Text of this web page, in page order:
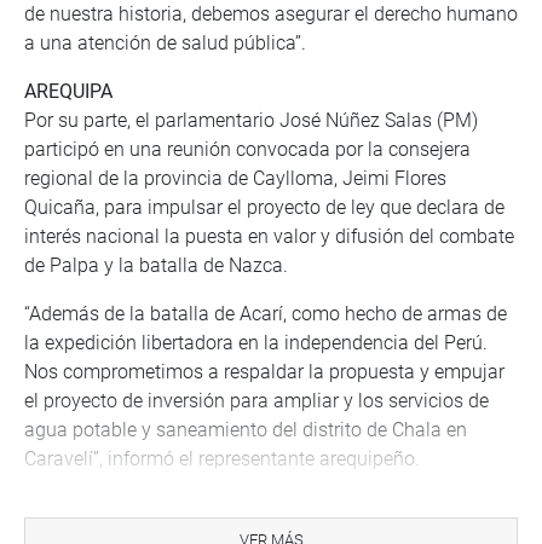
de nuestra historia, debemos asegurar el derecho humano
a una atención de salud pública”.
AREQUIPA
Por su parte, el parlamentario José Núñez Salas (PM)
participó en una reunión convocada por la consejera
regional de la provincia de Caylloma, Jeimi Flores
Quicaña, para impulsar el proyecto de ley que declara de
interés nacional la puesta en valor y difusión del combate
de Palpa y la batalla de Nazca.
“Además de la batalla de Acarí, como hecho de armas de
la expedición libertadora en la independencia del Perú.
Nos comprometimos a respaldar la propuesta y empujar
el proyecto de inversión para ampliar y los servicios de
agua potable y saneamiento del distrito de Chala en
Caravelí”, informó el representante arequipeño.
VER MÁS